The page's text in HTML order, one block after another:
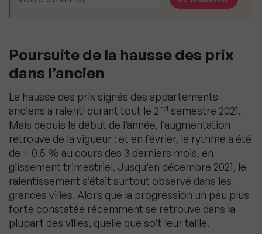
Poursuite de la hausse des prix
dans l’ancien
La hausse des prix signés des appartements
anciens a ralenti durant tout le 2nd semestre 2021.
Mais depuis le début de l’année, l’augmentation
retrouve de la vigueur : et en février, le rythme a été
de + 0.5 % au cours des 3 derniers mois, en
glissement trimestriel. Jusqu’en décembre 2021, le
ralentissement s’était surtout observé dans les
grandes villes. Alors que la progression un peu plus
forte constatée récemment se retrouve dans la
plupart des villes, quelle que soit leur taille.